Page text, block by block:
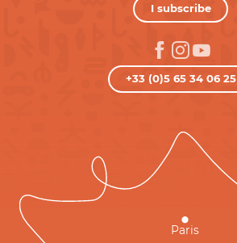
I subscribe
+33 (0)5 65 34 06 25
Paris